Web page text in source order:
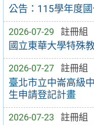
公告：115學年度
2026-07-29 註冊組
國立東華大學特殊
2026-07-27 註冊組
臺北市立中崙高級
生申請登記計畫
2026-07-23 註冊組